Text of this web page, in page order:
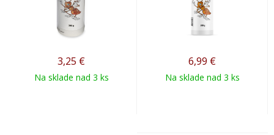
3,25 €
Na sklade nad 3 ks
6,99 €
Na sklade nad 3 ks